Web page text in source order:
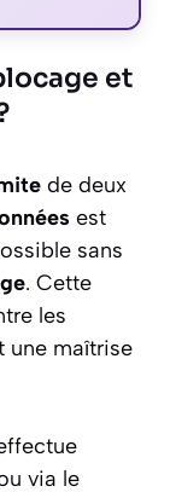
et
de deux
est
sans
. Cette
les
une maîtrise
via le